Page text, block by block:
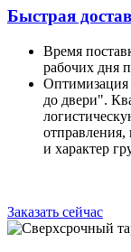
Быстрая
Время
рабочих дня
Оптимизация
до двери".
и характер
Заказать сейчас